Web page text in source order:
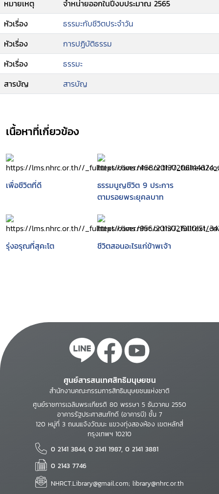
หมายเหตุ
จำหน่ายออกในปีงบประมาณ 2565
หัวเรื่อง
ธรรมะกับชีวิตประจำวัน
หัวเรื่อง
การปฏิบัติธรรม
หัวเรื่อง
ธรรมะ
สารบัญ
สารบัญ
เนื้อหาที่เกี่ยวข้อง
เพื่อชีวิตที่ดี
ธรรมนูญชีวิต 9 ประการ
ตามรอยพระยุคลบาท
รุ่งอรุณที่สุคะโต ชีวิตสอนอะไรแก่ข้าพเจ้า
ศูนย์สารสนเทศสิทธิมนุษยชน
สำนักงานคณะกรรมการสิทธิมนุษยชนแห่งชาติ
ศูนย์ราชการเฉลิมพระเกียรติ 80 พรรษา 5 ธันวาคม 2550
อาคารรัฐประศาสนภักดี (อาคารบี) ชั้น 7
120 หมู่ที่ 3 ถนนแจ้งวัฒนะ แขวงทุ่งสองห้อง เขตหลักสี่
กรุงเทพฯ 10210
0 2141 3844, 0 2141 1987, 0 2141 3881
0 2143 7746
NHRCT.Library@gmail.com; library@nhrc.or.th